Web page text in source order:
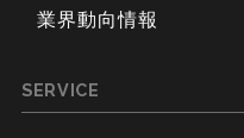
業界動向情報
SERVICE